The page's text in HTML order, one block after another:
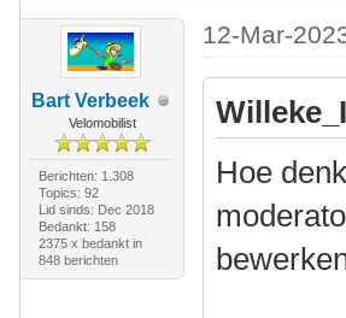
Bart Verbeek
Velomobilist
Berichten: 1.308
Topics: 92
Lid sinds: Dec 2018
Bedankt: 158
2375 x bedankt in
848 berichten
12-Mar-
Hoe